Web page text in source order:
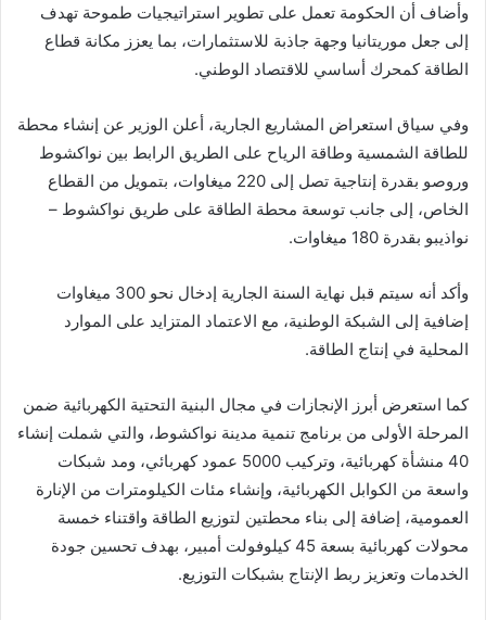
وأضاف أن الحكومة تعمل على تطوير استراتيجيات طموحة تهدف
إلى جعل موريتانيا وجهة جاذبة للاستثمارات، بما يعزز مكانة قطاع
الطاقة كمحرك أساسي للاقتصاد الوطني.
وفي سياق استعراض المشاريع الجارية، أعلن الوزير عن إنشاء محطة
للطاقة الشمسية وطاقة الرياح على الطريق الرابط بين نواكشوط
وروصو بقدرة إنتاجية تصل إلى 220 ميغاوات، بتمويل من القطاع
الخاص، إلى جانب توسعة محطة الطاقة على طريق نواكشوط –
نواذيبو بقدرة 180 ميغاوات.
وأكد أنه سيتم قبل نهاية السنة الجارية إدخال نحو 300 ميغاوات
إضافية إلى الشبكة الوطنية، مع الاعتماد المتزايد على الموارد
المحلية في إنتاج الطاقة.
كما استعرض أبرز الإنجازات في مجال البنية التحتية الكهربائية ضمن
المرحلة الأولى من برنامج تنمية مدينة نواكشوط، والتي شملت إنشاء
40 منشأة كهربائية، وتركيب 5000 عمود كهربائي، ومد شبكات
واسعة من الكوابل الكهربائية، وإنشاء مئات الكيلومترات من الإنارة
العمومية، إضافة إلى بناء محطتين لتوزيع الطاقة واقتناء خمسة
محولات كهربائية بسعة 45 كيلوفولت أمبير، بهدف تحسين جودة
الخدمات وتعزيز ربط الإنتاج بشبكات التوزيع.